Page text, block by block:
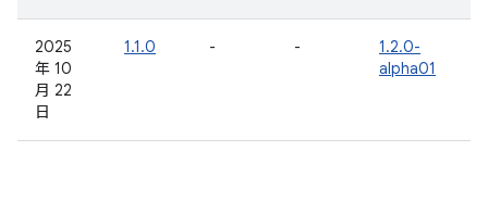
2025
年 10
月 22
日
1.1.0 - -
1.2.0-
alpha01